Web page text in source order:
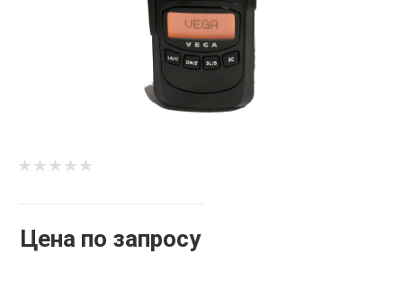
Цена по запросу